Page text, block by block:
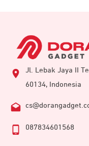
Jl. Lebak Jaya II
60134, Indonesia
087834601568